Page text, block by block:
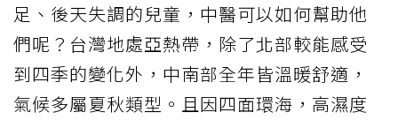
足、後天失調的兒童，中醫可以如何幫助他
們呢？台灣地處亞熱帶，除了北部較能感受
到四季的變化外，中南部全年皆溫暖舒適，
氣候多屬夏秋類型。且因四面環海，高濕度